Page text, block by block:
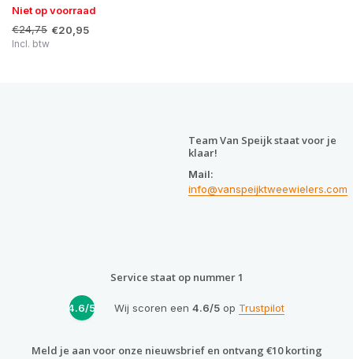
Niet op voorraad
€24,75 €20,95
Incl. btw
Team Van Speijk staat voor je
klaar!
Mail:
info@vanspeijktweewielers.com
Service staat op nummer 1
4.6/5 Wij scoren een 4.6/5op Trustpilot
Meld je aan voor onze nieuwsbrief en ontvang €10 korting